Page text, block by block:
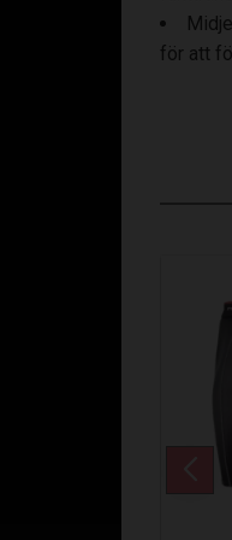
för att